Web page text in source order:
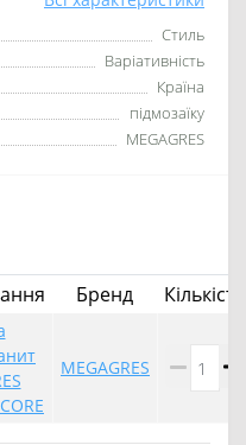
Стиль
Варіативність
Країна
підмозаїку
MEGAGRES
Бренд Кількість
MEGAGRES